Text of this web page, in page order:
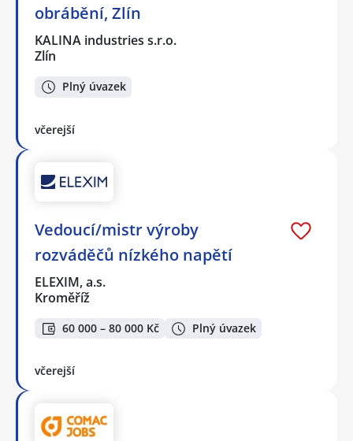
obrábění, Zlín
KALINA industries s.r.o.
Zlín
Plný úvazek
včerejší
Vedoucí/mistr výroby
rozváděčů nízkého napětí
ELEXIM, a.s.
Kroměříž
60 000 – 80 000 Kč Plný úvazek
včerejší